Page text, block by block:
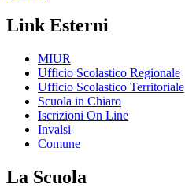
Link Esterni
MIUR
Ufficio Scolastico Regionale
Ufficio Scolastico Territoriale
Scuola in Chiaro
Iscrizioni On Line
Invalsi
Comune
La Scuola